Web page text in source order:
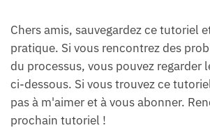
Chers amis, sauvegardez ce tutoriel
pratique. Si vous rencontrez des
du processus, vous pouvez regarder
ci-dessous. Si vous trouvez ce
pas à m'aimer et à vous abonner.
prochain tutoriel !